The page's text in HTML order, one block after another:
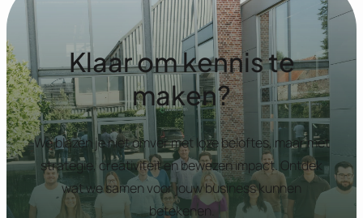
Klaar om kennis te
maken?
We blazen je niet omver met loze beloftes, maar met
strategie, creativiteit en bewezen impact. Ontdek
wat we samen voor jouw business kunnen
betekenen.